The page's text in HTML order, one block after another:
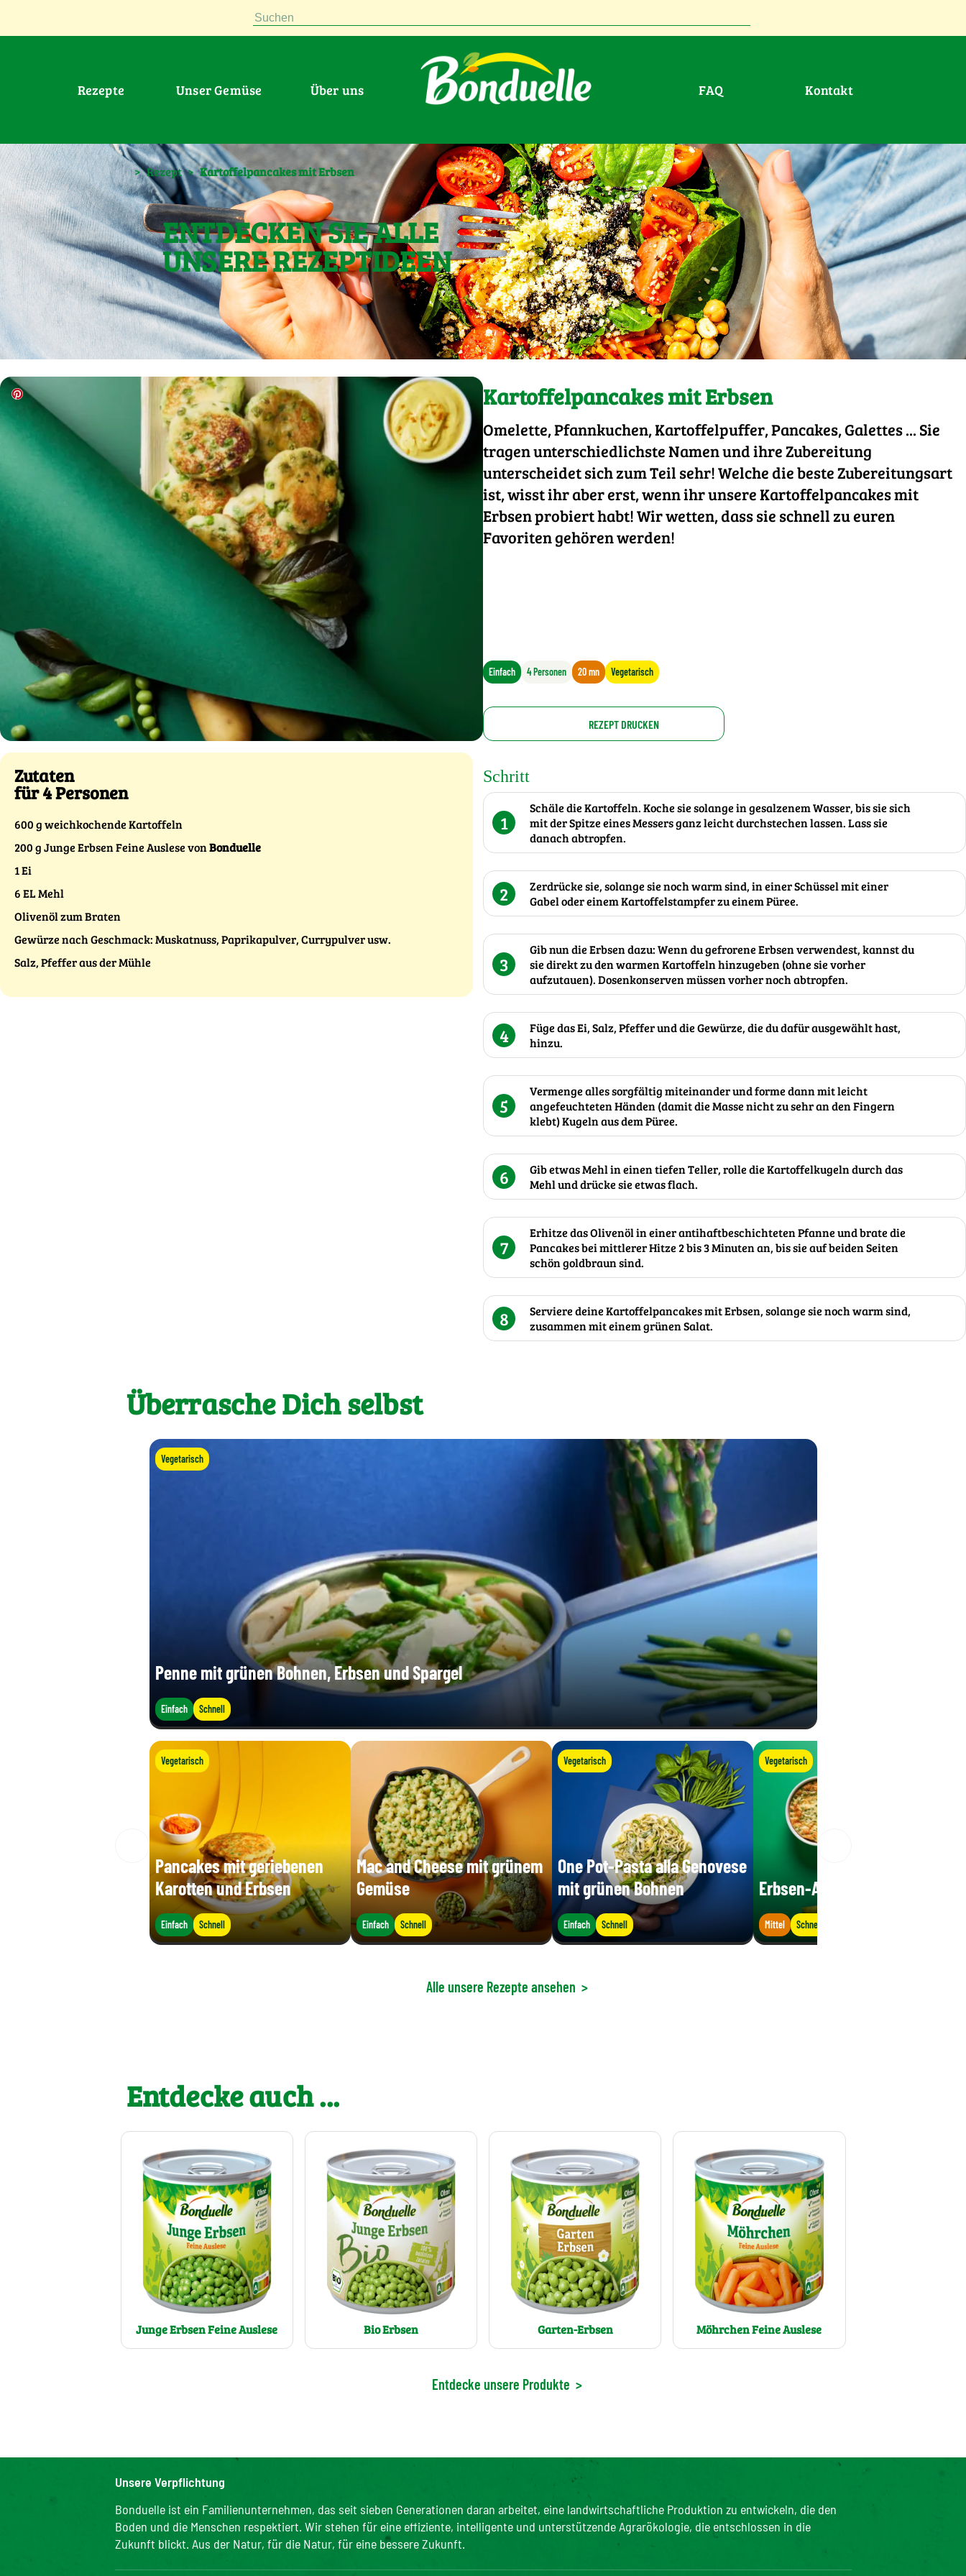
Suchen
Rezepte Unser Gemüse Über uns FAQ Kontakt
> Rezept > Kartoffelpancakes mit Erbsen
ENTDECKEN SIE ALLE
UNSERE REZEPTIDEEN
Kartoffelpancakes mit Erbsen
Omelette, Pfannkuchen, Kartoffelpuffer, Pancakes, Galettes ... Sie
tragen unterschiedlichste Namen und ihre Zubereitung
unterscheidet sich zum Teil sehr! Welche die beste Zubereitungsart
ist, wisst ihr aber erst, wenn ihr unsere Kartoffelpancakes mit
Erbsen probiert habt! Wir wetten, dass sie schnell zu euren
Favoriten gehören werden!
Einfach 4 Personen 20 mn Vegetarisch
REZEPT DRUCKEN
Zutaten
für 4 Personen
600 g weichkochende Kartoffeln
200 g Junge Erbsen Feine Auslese vonBonduelle
1 Ei
6 EL Mehl
Olivenöl zum Braten
Gewürze nach Geschmack: Muskatnuss, Paprikapulver, Currypulver usw.
Salz, Pfeffer aus der Mühle
Schritt
1
Schäle die Kartoffeln. Koche sie solange in gesalzenem Wasser, bis sie sich
mit der Spitze eines Messers ganz leicht durchstechen lassen. Lass sie
danach abtropfen.
2
Zerdrücke sie, solange sie noch warm sind, in einer Schüssel mit einer
Gabel oder einem Kartoffelstampfer zu einem Püree.
3
Gib nun die Erbsen dazu: Wenn du gefrorene Erbsen verwendest, kannst du
sie direkt zu den warmen Kartoffeln hinzugeben (ohne sie vorher
aufzutauen). Dosenkonserven müssen vorher noch abtropfen.
4
Füge das Ei, Salz, Pfeffer und die Gewürze, die du dafür ausgewählt hast,
hinzu.
5
Vermenge alles sorgfältig miteinander und forme dann mit leicht
angefeuchteten Händen (damit die Masse nicht zu sehr an den Fingern
klebt) Kugeln aus dem Püree.
6
Gib etwas Mehl in einen tiefen Teller, rolle die Kartoffelkugeln durch das
Mehl und drücke sie etwas flach.
7
Erhitze das Olivenöl in einer antihaftbeschichteten Pfanne und brate die
Pancakes bei mittlerer Hitze 2 bis 3 Minuten an, bis sie auf beiden Seiten
schön goldbraun sind.
8
Serviere deine Kartoffelpancakes mit Erbsen, solange sie noch warm sind,
zusammen mit einem grünen Salat.
Überrasche Dich selbst
Vegetarisch
Penne mit grünen Bohnen, Erbsen und Spargel
Einfach Schnell
Vegetarisch
Pancakes mit geriebenen
Karotten und Erbsen
Einfach Schnell
Mac and Cheese mit grünem
Gemüse
Einfach Schnell
Vegetarisch
One Pot-Pasta alla Genovese
mit grünen Bohnen
Einfach Schnell
Vegetarisch
Erbsen-Auflauf
Mittel Schnell
Alle unsere Rezepte ansehen >
Entdecke auch ...
Junge Erbsen Feine Auslese Bio Erbsen Garten-Erbsen Möhrchen Feine Auslese
Entdecke unsere Produkte >
Unsere Verpflichtung
Bonduelle ist ein Familienunternehmen, das seit sieben Generationen daran arbeitet, eine landwirtschaftliche Produktion zu entwickeln, die den
Boden und die Menschen respektiert. Wir stehen für eine effiziente, intelligente und unterstützende Agrarökologie, die entschlossen in die
Zukunft blickt. Aus der Natur, für die Natur, für eine bessere Zukunft.